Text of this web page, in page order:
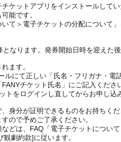
ケットアプリをインストールしてい
能です。
て＞電子チケットの分配について」
なります。発券開始日時を迎えた
ます。
にて正しい「氏名・フリガナ・電
チケット氏名」にご記入くださ
トをログインし直してからお申し
身分が証明できるものをお持ちくだ
ので予めご了承ください。
どは、FAQ「電子チケットについ
劇約款]に従います。